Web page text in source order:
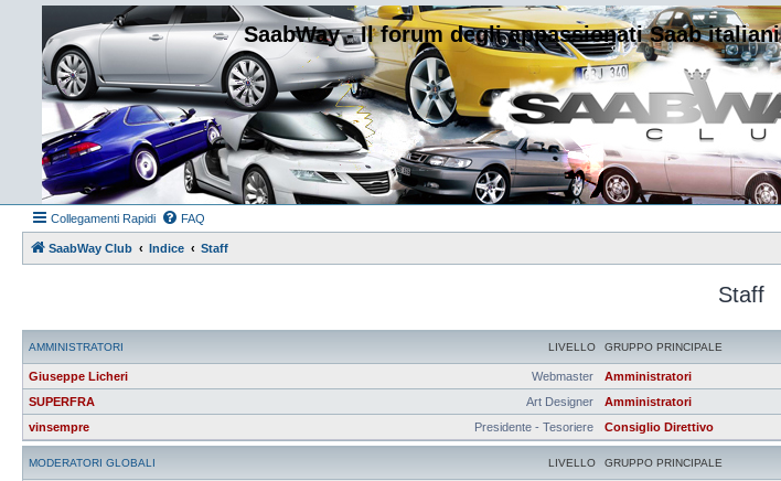
SaabWay - Il forum degli appassionati Saab italiani
Collegamenti Rapidi FAQ
SaabWay Club Indice Staff
Staff
LIVELLO
AMMINISTRATORI GRUPPO PRINCIPALE
Webmaster
Giuseppe Licheri Amministratori
Art Designer
SUPERFRA Amministratori
Presidente - Tesoriere
vinsempre Consiglio Direttivo
LIVELLO
MODERATORI GLOBALI GRUPPO PRINCIPALE